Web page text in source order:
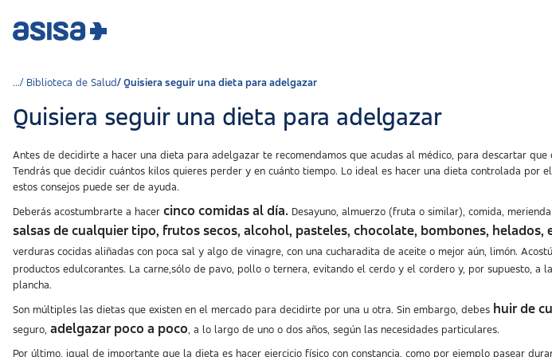
Biblioteca de Salud Quisiera seguir una dieta para adelgazar
Quisiera seguir una dieta para adelgazar
Antes de decidirte a hacer una dieta para adelgazar te recomendamos que acudas al médico, para descartar
Tendrás que decidir cuántos kilos quieres perder y en cuánto tiempo. Lo ideal es hacer una dieta controlada por
estos consejos puede ser de ayuda.
Deberás acostumbrarte a hacer cinco comidas al día. Desayuno, almuerzo (fruta o similar), comida,
salsas de cualquier tipo, frutos secos, alcohol, pasteles, chocolate, bombones, helados,
verduras cocidas aliñadas con poca sal y algo de vinagre, con una cucharadita de aceite o mejor aún, limón.
productos edulcorantes. La carne,sólo de pavo, pollo o ternera, evitando el cerdo y el cordero y, por supuesto,
plancha.
Son múltiples las dietas que existen en el mercado para decidirte por una u otra. Sin embargo, debes huir de
seguro, adelgazar poco a poco, a lo largo de uno o dos años, según las necesidades particulares.
Por último, igual de importante que la dieta es hacer ejercicio físico con constancia, como por ejemplo pasear